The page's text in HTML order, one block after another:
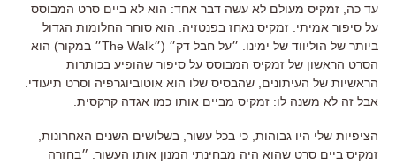
עד כה, זמקיס מעולם לא עשה דבר אחד: הוא לא ביים סרט המבוסס
על סיפור אמיתי. זמקיס נאחז בפנטזיה. הוא סוחר החלומות הגדול
ביותר של הוליווד של ימינו. ״על חבל דק״ (״The Walk״ במקור) הוא
הסרט הראשון של זמקיס המבוסס על סיפור שהופיע בכותרות
הראשיות של העיתונים, שהבסיס שלו הוא אוטוביוגרפיה וסרט תיעודי.
אבל זה לא משנה לו: זמקיס מביים אותו כמו אגדה קרקסית.
הציפיות שלי היו גבוהות, כי בכל עשור, בשלושים השנים האחרונות,
זמקיס ביים סרט שהוא היה מבחינתי המנון אותו העשור. ״בחזרה